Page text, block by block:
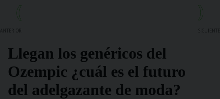
Llegan los genéricos del
Ozempic ¿cuál es el futuro
del adelgazante de moda?